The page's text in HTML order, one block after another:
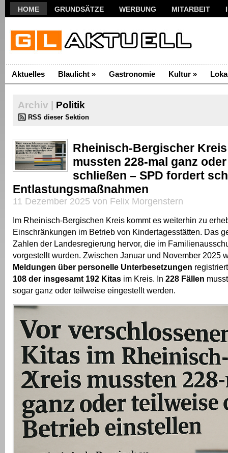
HOME GRUNDSÄTZE WERBUNG MITARBEIT
Aktuelles Blaulicht » Gastronomie Kultur »
Archiv | Politik
RSS dieser Sektion
Rheinisch-Bergischer
mussten 228-mal ganz
schließen – SPD fordert
Entlastungsmaßnahmen
11 Dezember 2025 von Felix Morgenstern
Im Rheinisch-Bergischen Kreis kommt es weiterhin zu
Einschränkungen im Betrieb von Kindertagesstätten. Das
Zahlen der Landesregierung hervor, die im
vorgestellt wurden. Zwischen Januar und November 2025
Meldungen über personelle Unterbesetzungen
108 der insgesamt 192 Kitas im Kreis. In 228 Fällen
sogar ganz oder teilweise eingestellt werden.